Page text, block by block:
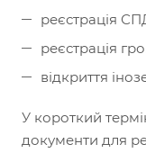
реєстрація
реєстрація
відкриття
У короткий
документи для